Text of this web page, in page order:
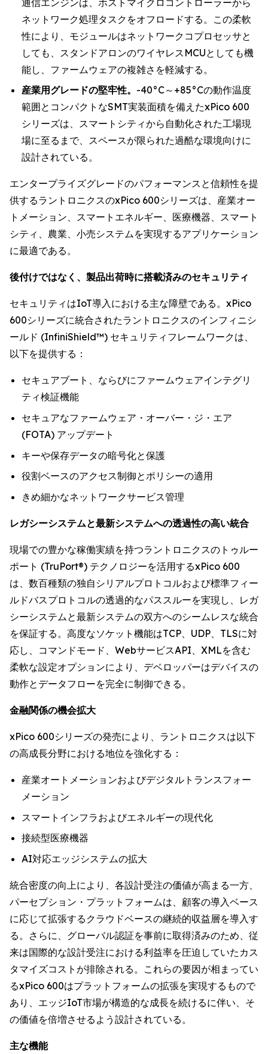
ネットワーク処理タスクをオフロードする。この柔軟
性により、モジュールはネットワークコプロセッサと
しても、スタンドアロンのワイヤレスMCUとしても機
能し、ファームウェアの複雑さを軽減する。
産業用グレードの堅牢性。 -40°C～+85°Cの動作温度
範囲とコンパクトなSMT実装面積を備えたxPico 600
シリーズは、スマートシティから自動化された工場現
場に至るまで、スペースが限られた過酷な環境向けに
設計されている。
エンタープライズグレードのパフォーマンスと信頼性を提
供するラントロニクスのxPico 600シリーズは、産業オー
トメーション、スマートエネルギー、医療機器、スマート
シティ、農業、小売システムを実現するアプリケーション
に最適である。
後付けではなく、製品出荷時に搭載済みのセキュリティ
セキュリティはIoT導入における主な障壁である。xPico
600シリーズに統合されたラントロニクスのインフィニシ
ールド (InfiniShield™) セキュリティフレームワークは、
以下を提供する：
セキュアブート、ならびにファームウェアインテグリ
ティ検証機能
セキュアなファームウェア・オーバー・ジ・エア
(FOTA) アップデート
キーや保存データの暗号化と保護
役割ベースのアクセス制御とポリシーの適用
きめ細かなネットワークサービス管理
レガシーシステムと最新システムへの透過性の高い統合
現場での豊かな稼働実績を持つラントロニクスのトゥルー
ポート (TruPort®) テクノロジーを活用するxPico 600
は、数百種類の独自シリアルプロトコルおよび標準フィー
ルドバスプロトコルの透過的なパススルーを実現し、レガ
シーシステムと最新システムの双方へのシームレスな統合
を保証する。高度なソケット機能はTCP、UDP、TLSに対
応し、コマンドモード、WebサービスAPI、XMLを含む
柔軟な設定オプションにより、デベロッパーはデバイスの
動作とデータフローを完全に制御できる。
金融関係の機会拡大
xPico 600シリーズの発売により、ラントロニクスは以下
の高成長分野における地位を強化する：
産業オートメーションおよびデジタルトランスフォー
メーション
スマートインフラおよびエネルギーの現代化
接続型医療機器
AI対応エッジシステムの拡大
統合密度の向上により、各設計受注の価値が高まる一方、
パーセプション・プラットフォームは、顧客の導入ベース
に応じて拡張するクラウドベースの継続的収益層を導入す
る。さらに、グローバル認証を事前に取得済みのため、従
来は国際的な設計受注における利益率を圧迫していたカス
タマイズコストが排除される。これらの要因が相まってい
るxPico 600はプラットフォームの拡張を実現するもので
あり、エッジIoT市場が構造的な成長を続けるに伴い、そ
の価値を倍増させるよう設計されている。
主な機能